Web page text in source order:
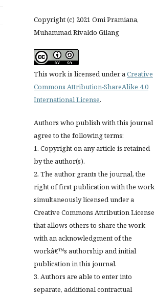
Copyright (c) 2021 Omi Pramiana,
Muhammad Rivaldo Gilang
This work is licensed under aCreative
Commons Attribution-ShareAlike 4.0
International License.
Authors who publish with this journal
agree to the following terms:
1. Copyright on any article is retained
by the author(s).
2. The author grants the journal, the
right of first publication with the work
simultaneously licensed under a
Creative Commons Attribution License
that allows others to share the work
with an acknowledgment of the
workâ€™s authorship and initial
publication in this journal.
3. Authors are able to enter into
separate, additional contractual